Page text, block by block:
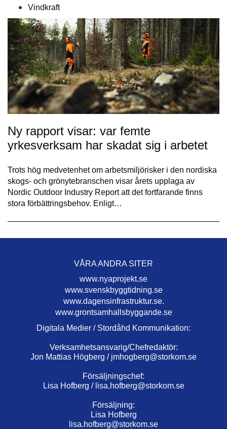
Vindkraft
Ny rapport visar: var femte
yrkesverksam har skadat sig i arbetet
Trots hög medvetenhet om arbetsmiljörisker i den nordiska
skogs- och grönytebranschen visar årets upplaga av
Nordic Outdoor Industry Report att det fortfarande finns
stora förbättringsbehov. Enligt…
VÅRA ANDRA SITER
www.nyaprojekt.se
www.svenskbyggtidning.se
www.dagensinfrastruktur.se.
www.grontsamhallsbyggande.se
Digitala Medier / Stordåhd Kommunikation:
Verksamhetsansvarig/Chefredaktör:
Jon Mattias Högberg / jmhogberg@storkom.se
Försäljningschef:
Lisa Hofberg / lisa.hofberg@storkom.se
Försäljning:
Lisa Hofberg
lisa.hofberg@storkom.se